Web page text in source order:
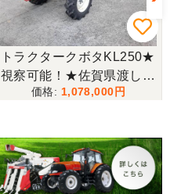
トラクタークボタKL250★
視察可能！★佐賀県渡し
クボタ トラクター KL250
ー RL5K ロータリー 現状
渡し【P11475389】
1,078,000